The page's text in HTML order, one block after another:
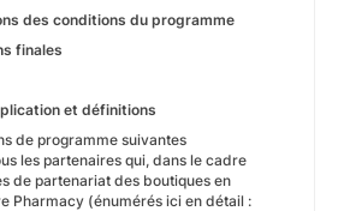
des conditions du programme
finales
et définitions
de programme suivantes
les partenaires qui, dans le cadre
de partenariat des boutiques en
Pharmacy (énumérés ici en détail :